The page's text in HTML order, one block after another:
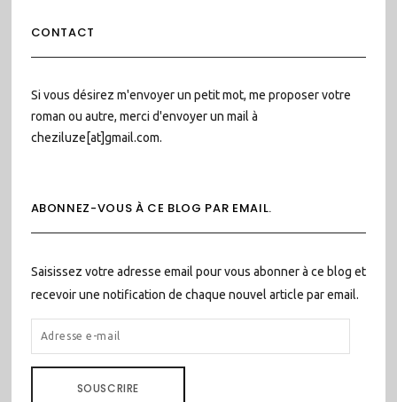
CONTACT
Si vous désirez m'envoyer un petit mot, me proposer votre
roman ou autre, merci d'envoyer un mail à
cheziluze[at]gmail.com.
ABONNEZ-VOUS À CE BLOG PAR EMAIL.
Saisissez votre adresse email pour vous abonner à ce blog et
recevoir une notification de chaque nouvel article par email.
ADRESSE
E-
SOUSCRIRE